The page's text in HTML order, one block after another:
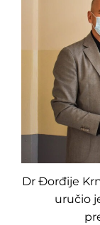
Dr Đorđije
uručio